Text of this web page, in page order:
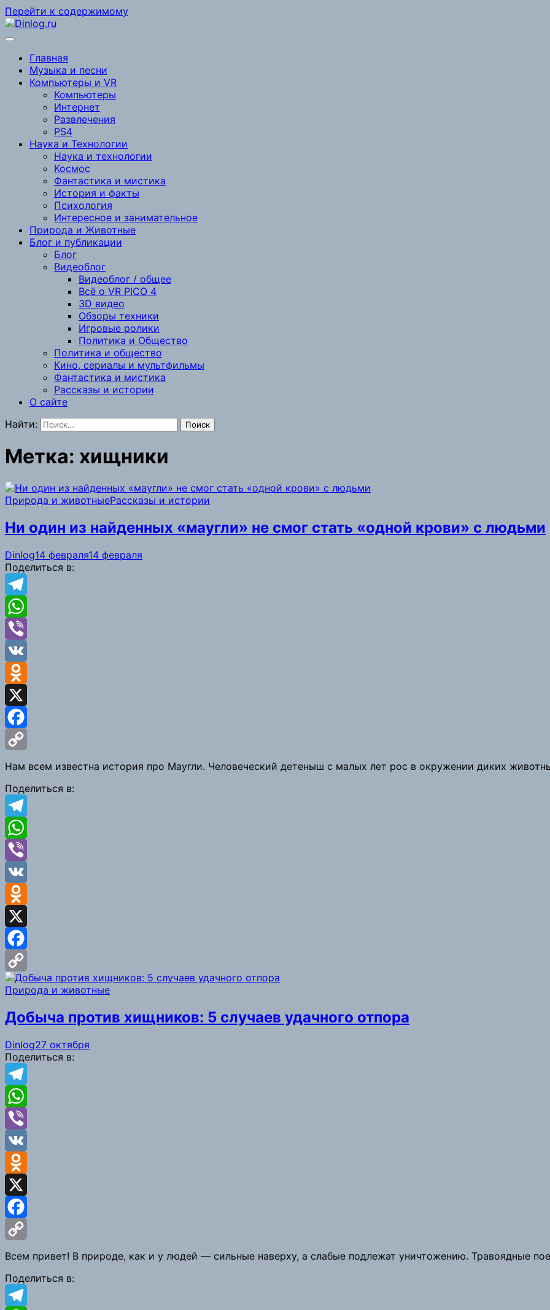
Перейти к содержимому
Главная
Музыка и песни
Компьютеры и VR
Компьютеры
Интернет
Развлечения
PS4
Наука и Технологии
Наука и технологии
Космос
Фантастика и мистика
История и факты
Психология
Интересное и занимательное
Природа и Животные
Блог и публикации
Блог
Видеоблог
Видеоблог / общее
Всё о VR PICO 4
3D видео
Обзоры техники
Игровые ролики
Политика и Общество
Политика и общество
Кино, сериалы и мультфильмы
Фантастика и мистика
Рассказы и истории
О сайте
Найти:
Метка: хищники
Природа и животныеРассказы и истории
Ни один из найденных «маугли» не смог стать «одной крови» с людьми
Dinlog14 февраля14 февраля
Поделиться в:
Telegram
WhatsApp
Viber
VK
Odnoklassniki
X
Facebook
Copy
Link
Нам всем известна история про Маугли. Человеческий детеныш с малых лет рос в окружении диких
Поделиться в:
Telegram
WhatsApp
Viber
VK
Odnoklassniki
X
Facebook
Copy
Природа и животные
Добыча против хищников: 5 случаев удачного отпора
Dinlog27 октября
Поделиться в:
Telegram
WhatsApp
Viber
VK
Odnoklassniki
X
Facebook
Copy
Link
Всем привет! В природе, как и у людей — сильные наверху, а слабые подлежат уничтожению. Травоядные
Поделиться в: